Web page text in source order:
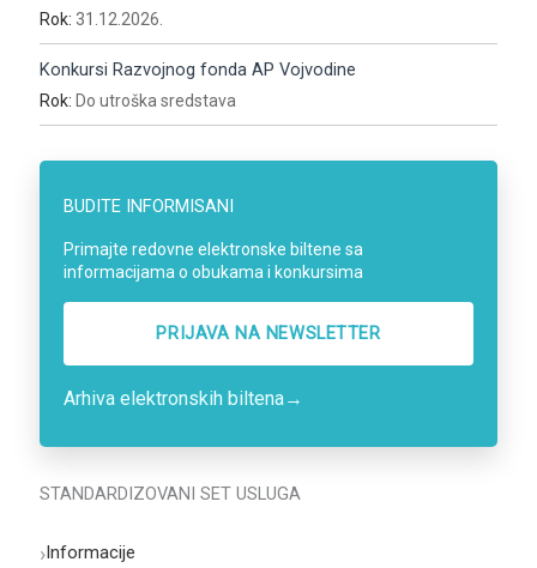
Rok: 31.12.2026.
Konkursi Razvojnog fonda AP Vojvodine
Rok: Do utroška sredstava
BUDITE INFORMISANI
Primajte redovne elektronske biltene sa
informacijama o obukama i konkursima
PRIJAVA NA NEWSLETTER
Arhiva elektronskih biltena→
STANDARDIZOVANI SET USLUGA
›Informacije